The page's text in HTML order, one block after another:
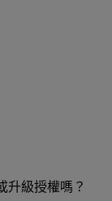
升級授權嗎？